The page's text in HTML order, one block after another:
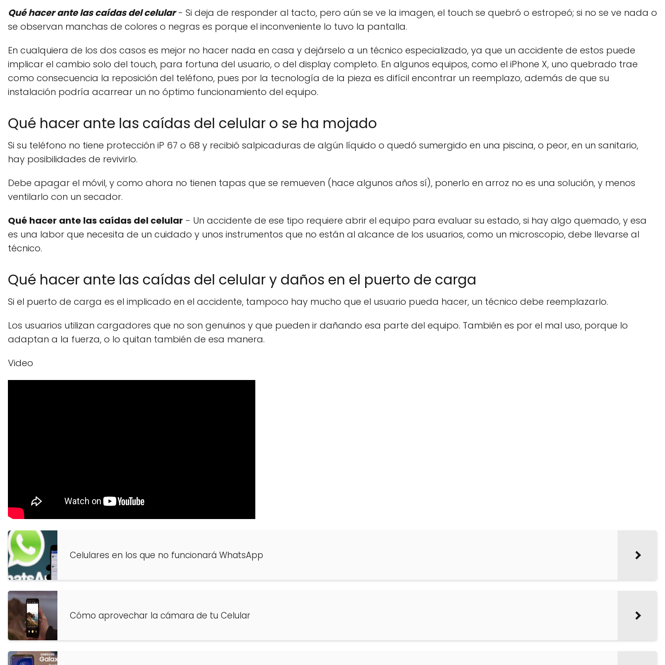
Qué hacer ante las caídas del celular- Si deja de responder al tacto, pero aún se ve la imagen, el touch se quebró o estropeó; si no se ve nada o
se observan manchas de colores o negras es porque el inconveniente lo tuvo la pantalla.
En cualquiera de los dos casos es mejor no hacer nada en casa y dejárselo a un técnico especializado, ya que un accidente de estos puede
implicar el cambio solo del touch, para fortuna del usuario, o del display completo. En algunos equipos, como el iPhone X, uno quebrado trae
como consecuencia la reposición del teléfono, pues por la tecnología de la pieza es difícil encontrar un reemplazo, además de que su
instalación podría acarrear un no óptimo funcionamiento del equipo.
Qué hacer ante las caídas del celular o se ha mojado
Si su teléfono no tiene protección iP 67 o 68 y recibió salpicaduras de algún líquido o quedó sumergido en una piscina, o peor, en un sanitario,
hay posibilidades de revivirlo.
Debe apagar el móvil, y como ahora no tienen tapas que se remueven (hace algunos años sí), ponerlo en arroz no es una solución, y menos
ventilarlo con un secador.
Qué hacer ante las caídas del celular - Un accidente de ese tipo requiere abrir el equipo para evaluar su estado, si hay algo quemado, y esa
es una labor que necesita de un cuidado y unos instrumentos que no están al alcance de los usuarios, como un microscopio, debe llevarse al
técnico.
Qué hacer ante las caídas del celular y daños en el puerto de carga
Si el puerto de carga es el implicado en el accidente, tampoco hay mucho que el usuario pueda hacer, un técnico debe reemplazarlo.
Los usuarios utilizan cargadores que no son genuinos y que pueden ir dañando esa parte del equipo. También es por el mal uso, porque lo
adaptan a la fuerza, o lo quitan también de esa manera.
Video
Celulares en los que no funcionará WhatsApp
Cómo aprovechar la cámara de tu Celular